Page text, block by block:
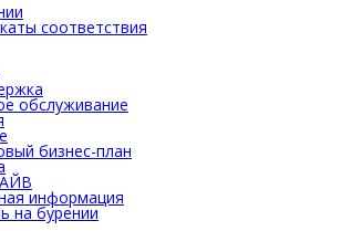
соответствия
обслуживание
бизнес-план
информация
на бурении